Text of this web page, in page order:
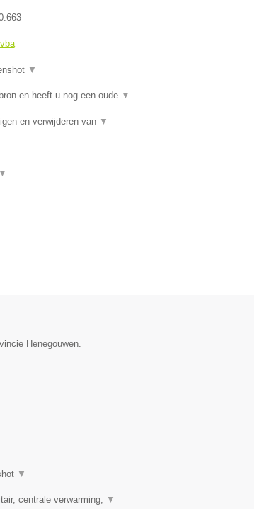
▼
en heeft u nog een oude ▼
en verwijderen van ▼
▼
Henegouwen.
▼
centrale verwarming, ▼